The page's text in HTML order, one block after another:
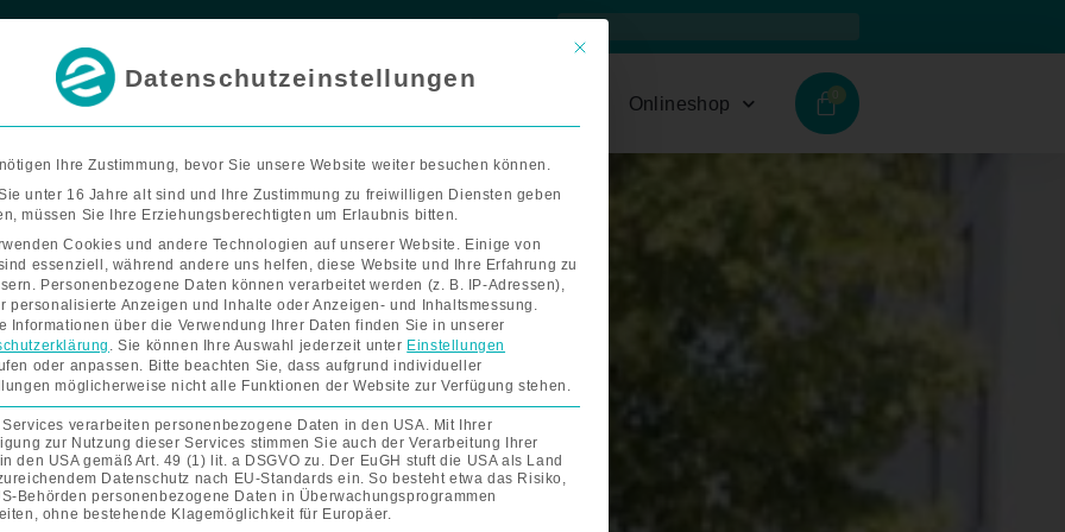
b
k
f
a
Suche
Suche
Bad & Wohnen Onlineshop
Mit diesem Button wird der Dialog geschlossen. Seine
Datenschutzeinstellungen
Ihre Zustimmung, bevor Sie unsere Website weiter besuchen können.
unter 16 Jahre alt sind und Ihre Zustimmung zu freiwilligen Diensten geben
müssen Sie Ihre Erziehungsberechtigten um Erlaubnis bitten.
Cookies und andere Technologien auf unserer Website. Einige von
essenziell, während andere uns helfen, diese Website und Ihre Erfahrung zu
Personenbezogene Daten können verarbeitet werden (z. B. IP-Adressen),
personalisierte Anzeigen und Inhalte oder Anzeigen- und Inhaltsmessung.
Informationen über die Verwendung Ihrer Daten finden Sie in unserer
. Sie können Ihre Auswahl jederzeit unter Einstellungen
oder anpassen. Bitte beachten Sie, dass aufgrund individueller
möglicherweise nicht alle Funktionen der Website zur Verfügung stehen.
Services verarbeiten personenbezogene Daten in den USA. Mit Ihrer
zur Nutzung dieser Services stimmen Sie auch der Verarbeitung Ihrer
den USA gemäß Art. 49 (1) lit. a DSGVO zu. Der EuGH stuft die USA als Land
Datenschutz nach EU-Standards ein. So besteht etwa das Risiko,
Behörden personenbezogene Daten in Überwachungsprogrammen
ohne bestehende Klagemöglichkeit für Europäer.